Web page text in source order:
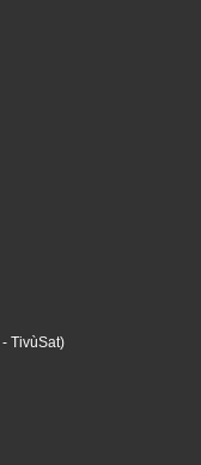
- TivùSat)